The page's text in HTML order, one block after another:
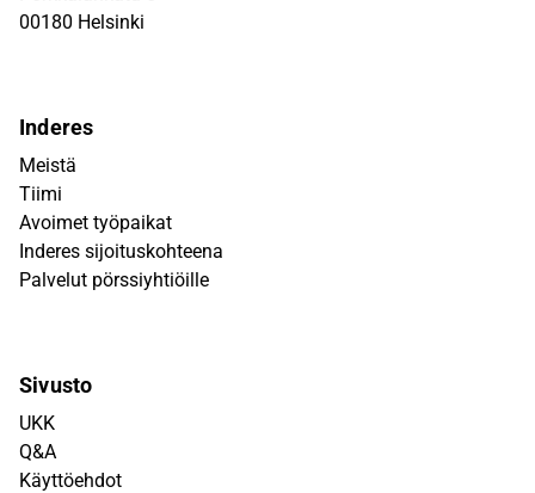
00180 Helsinki
Inderes
Meistä
Tiimi
Avoimet työpaikat
Inderes sijoituskohteena
Palvelut pörssiyhtiöille
Sivusto
UKK
Q&A
Käyttöehdot